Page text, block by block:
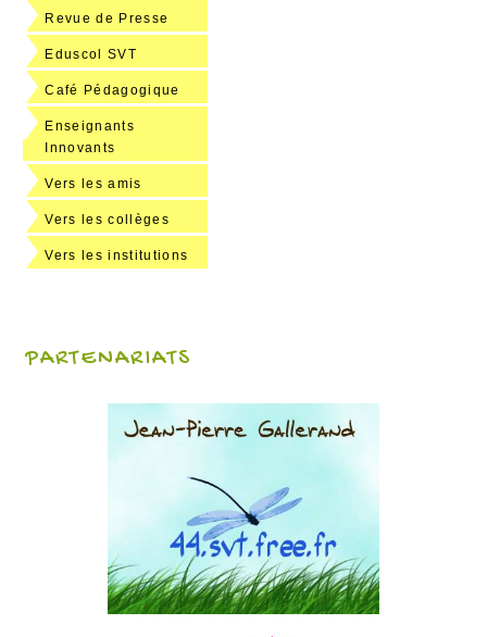
Revue de Presse
Eduscol SVT
Café Pédagogique
Enseignants
Innovants
Vers les amis
Vers les collèges
Vers les institutions
PARTENARIATS